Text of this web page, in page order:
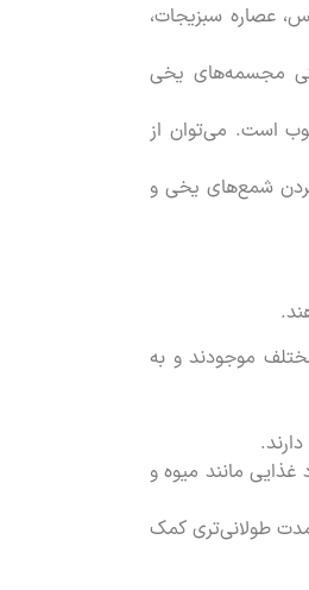
عصاره سبزیجات،
مجسمه‌های یخی
است. می‌توان از
شمع‌های یخی و
موجودند و به
غذایی مانند میوه و
مدت طولانی‌تری کمک